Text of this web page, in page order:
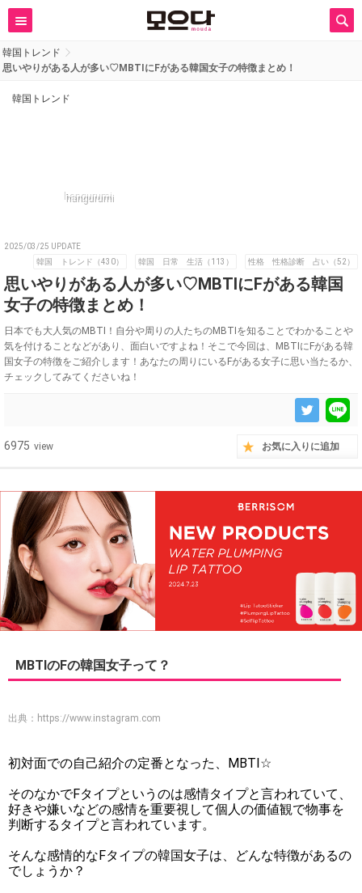
韓国トレンド
思いやりがある人が多い♡MBTIにFがある韓国女子の特徴まとめ！
韓国トレンド
hangurumi
2025/03/25 UPDATE
韓国 トレンド（430）
韓国 日常 生活（113） 性格 性格診断 占い（52）
思いやりがある人が多い♡MBTIにFがある韓国
女子の特徴まとめ！
日本でも大人気のMBTI！自分や周りの人たちのMBTIを知ることでわかることや
気を付けることなどがあり、面白いですよね！そこで今回は、MBTIにFがある韓
国女子の特徴をご紹介します！あなたの周りにいるFがある女子に思い当たるか、
チェックしてみてくださいね！
6975 view お気に入りに追加
MBTIのFの韓国女子って？
出典： https://www.instagram.com
初対面での自己紹介の定番となった、MBTI☆
そのなかでFタイプというのは感情タイプと言われていて、
好きや嫌いなどの感情を重要視して個人の価値観で物事を
判断するタイプと言われています。
そんな感情的なFタイプの韓国女子は、どんな特徴があるの
でしょうか？